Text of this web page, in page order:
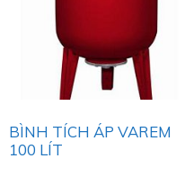
BÌNH TÍCH ÁP VAREM
100 LÍT